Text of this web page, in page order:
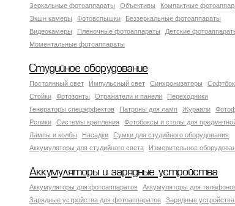
Зеркальные фотоаппараты Объективы
Компактные
Экшн камеры
Фотовспышки
Беззеркальные фотоаппараты
Видеокамеры
Пленочные фотоаппараты
Детские
Моментальные фотоаппараты
Студийное оборудование
Постоянный свет Импульсный свет Синхронизаторы
Стойки
Фотозонты Отражатели и панели
Переходники
Генераторы спецэффектов
Патроны для ламп Журавли
Ролики
Системы крепления
Фотобоксы и столы для
Лампы и колбы
Насадки
Сумки для студийного оборудования
Аккумуляторы для студийного света
Измерительное
Аккумуляторы и зарядные устройства
Аккумуляторы для фотоаппаратов
Аккумуляторы для
Зарядные устройства для фотоаппаратов
Зарядные